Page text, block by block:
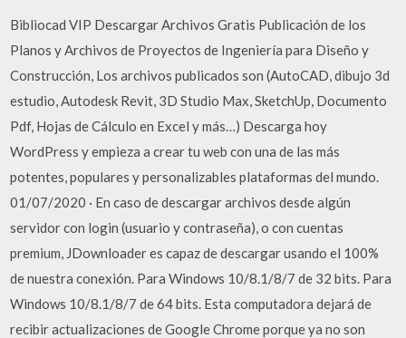
Bibliocad VIP Descargar Archivos Gratis Publicación de los
Planos y Archivos de Proyectos de Ingeniería para Diseño y
Construcción, Los archivos publicados son (AutoCAD, dibujo 3d
estudio, Autodesk Revit, 3D Studio Max, SketchUp, Documento
Pdf, Hojas de Cálculo en Excel y más…) Descarga hoy
WordPress y empieza a crear tu web con una de las más
potentes, populares y personalizables plataformas del mundo.
01/07/2020 · En caso de descargar archivos desde algún
servidor con login (usuario y contraseña), o con cuentas
premium, JDownloader es capaz de descargar usando el 100%
de nuestra conexión. Para Windows 10/8.1/8/7 de 32 bits. Para
Windows 10/8.1/8/7 de 64 bits. Esta computadora dejará de
recibir actualizaciones de Google Chrome porque ya no son